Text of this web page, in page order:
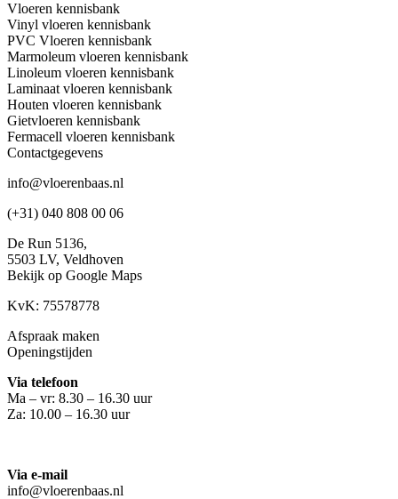
Vloeren kennisbank
Vinyl vloeren kennisbank
PVC Vloeren kennisbank
Marmoleum vloeren kennisbank
Linoleum vloeren kennisbank
Laminaat vloeren kennisbank
Houten vloeren kennisbank
Gietvloeren kennisbank
Fermacell vloeren kennisbank
Contactgegevens
info@vloerenbaas.nl
(+31) 040 808 00 06
De Run 5136,
5503 LV, Veldhoven
Bekijk op Google Maps
KvK: 75578778
Afspraak maken
Openingstijden
Via telefoon
Ma – vr: 8.30 – 16.30 uur
Za: 10.00 – 16.30 uur
Via e-mail
info@vloerenbaas.nl